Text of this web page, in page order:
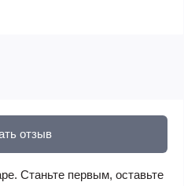
отзыв
Станьте первым, оставьте